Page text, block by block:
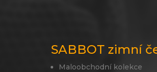
SABBOT zimní
Maloobchodní kolekce